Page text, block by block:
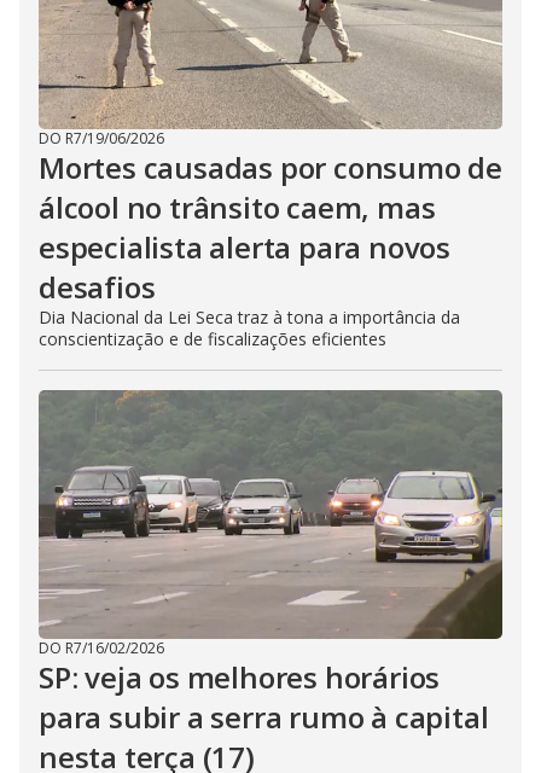
DO R7/19/06/2026
Mortes causadas por consumo de
álcool no trânsito caem, mas
especialista alerta para novos
desafios
Dia Nacional da Lei Seca traz à tona a importância da
conscientização e de fiscalizações eficientes
DO R7/16/02/2026
SP: veja os melhores horários
para subir a serra rumo à capital
nesta terça (17)